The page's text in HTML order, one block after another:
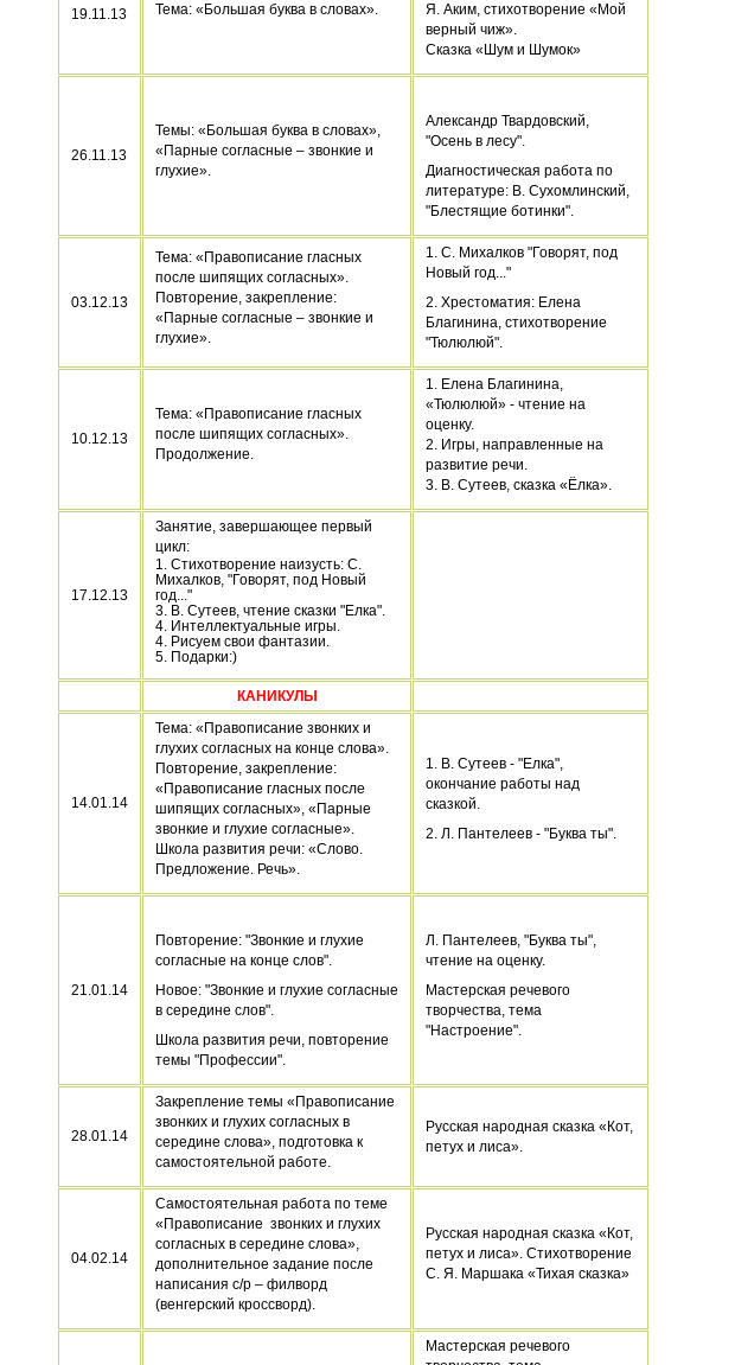
19.11.13 Тема: «Большая буква в словах».
Я. Аким, стихотворение «Мой
верный чиж».
Сказка «Шум и Шумок»
26.11.13
Темы: «Большая буква в словах»,
«Парные согласные – звонкие и
глухие».
Александр Твардовский,
"Осень в лесу".
Диагностическая работа по
литературе: В. Сухомлинский,
"Блестящие ботинки".
03.12.13
Тема: «Правописание гласных
после шипящих согласных».
Повторение, закрепление:
«Парные согласные – звонкие и
глухие».
1. С. Михалков "Говорят, под
Новый год..."
2. Хрестоматия: Елена
Благинина, стихотворение
"Тюлюлюй".
10.12.13
Тема: «Правописание гласных
после шипящих согласных».
Продолжение.
1. Елена Благинина,
«Тюлюлюй» - чтение на
оценку.
2. Игры, направленные на
развитие речи.
3. В. Сутеев, сказка «Ёлка».
17.12.13
Занятие, завершающее первый
цикл:
1. Стихотворение наизусть: С.
Михалков, "Говорят, под Новый
год..."
3. В. Сутеев, чтение сказки "Елка".
4. Интеллектуальные игры.
4. Рисуем свои фантазии.
5. Подарки:)
КАНИКУЛЫ
14.01.14
Тема: «Правописание звонких и
глухих согласных на конце слова».
Повторение, закрепление:
«Правописание гласных после
шипящих согласных», «Парные
звонкие и глухие согласные».
Школа развития речи: «Слово.
Предложение. Речь».
1. В. Сутеев - "Елка",
окончание работы над
сказкой.
2. Л. Пантелеев - "Буква ты".
21.01.14
Повторение: "Звонкие и глухие
согласные на конце слов".
Новое: "Звонкие и глухие согласные
в середине слов".
Школа развития речи, повторение
темы "Профессии".
Л. Пантелеев, "Буква ты",
чтение на оценку.
Мастерская речевого
творчества, тема
"Настроение".
28.01.14
Закрепление темы «Правописание
звонких и глухих согласных в
середине слова», подготовка к
самостоятельной работе.
Русская народная сказка «Кот,
петух и лиса».
04.02.14
Cамостоятельная работа по теме
«Правописание звонких и глухих
согласных в середине слова»,
дополнительное задание после
написания с/р – филворд
(венгерский кроссворд).
Русская народная сказка «Кот,
петух и лиса». Стихотворение
С. Я. Маршака «Тихая сказка»
Мастерская речевого